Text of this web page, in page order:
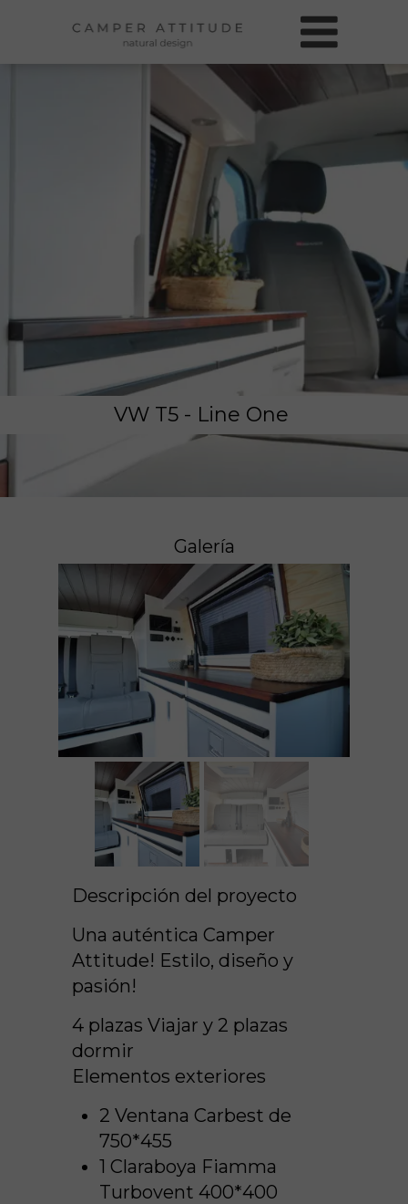
Descripción del proyecto
Una auténtica Camper
Attitude! Estilo, diseño y
pasión!
4 plazas Viajar y 2 plazas
dormir
Elementos exteriores
2 Ventana Carbest de
750*455
1 Claraboya Fiamma
Turbovent 400*400
VW T5 - Line One
Galería